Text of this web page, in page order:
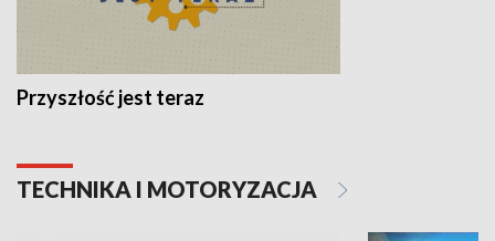
Przyszłość jest teraz
TECHNIKA I MOTORYZACJA